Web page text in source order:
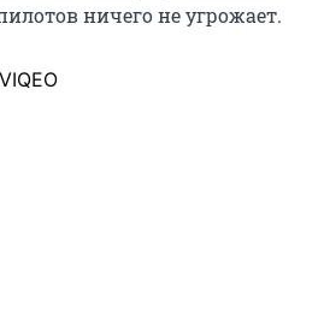
ничего не угрожает.